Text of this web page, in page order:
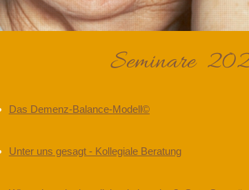
Seminare
Das Demenz-Balance-Modell©
Unter uns gesagt - Kollegiale Beratung